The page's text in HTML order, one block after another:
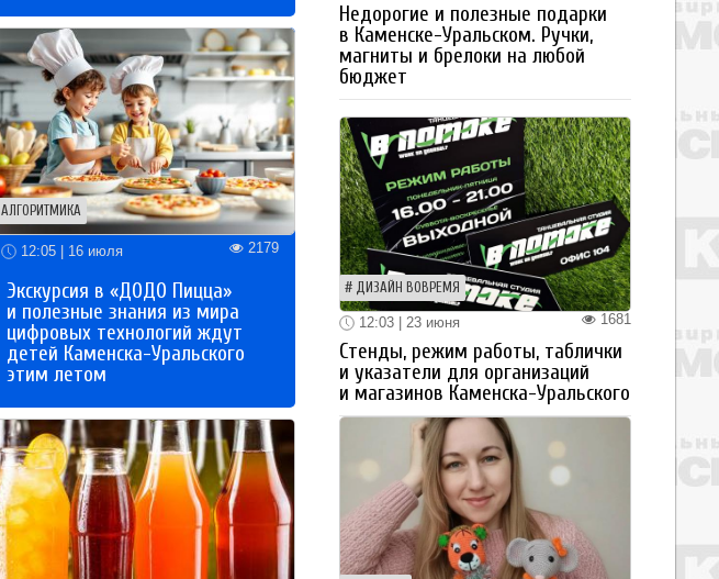
АЛГОРИТМИКА
12:05 | 16 июля 2179
Экскурсия в «ДОДО Пицца»
и полезные знания из мира
цифровых технологий ждут
детей Каменска-Уральского
этим летом
Недорогие и полезные подарки
в Каменске-Уральском. Ручки,
магниты и брелоки на любой
бюджет
ДИЗАЙН ВОВРЕМЯ
1681
12:03 | 23 июня
Стенды, режим работы, таблички
и указатели для организаций
и магазинов Каменска-Уральского